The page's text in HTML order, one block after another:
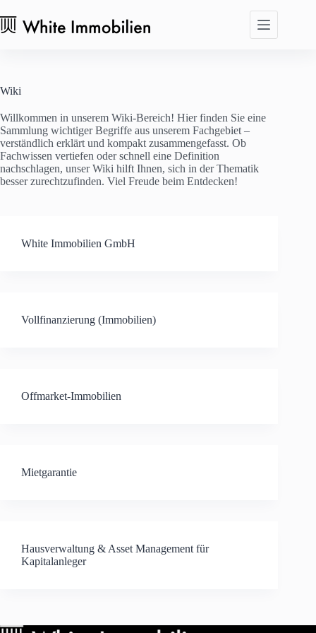
Inhalt
springen
Wiki
Willkommen in unserem Wiki-Bereich! Hier finden Sie eine
Sammlung wichtiger Begriffe aus unserem Fachgebiet –
verständlich erklärt und kompakt zusammengefasst. Ob
Fachwissen vertiefen oder schnell eine Definition
nachschlagen, unser Wiki hilft Ihnen, sich in der Thematik
besser zurechtzufinden. Viel Freude beim Entdecken!
White Immobilien GmbH
Vollfinanzierung (Immobilien)
Offmarket-Immobilien
Mietgarantie
Hausverwaltung & Asset Management für
Kapitalanleger